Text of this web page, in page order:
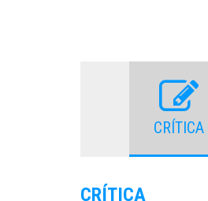
CRÍTICA
CRÍTICA